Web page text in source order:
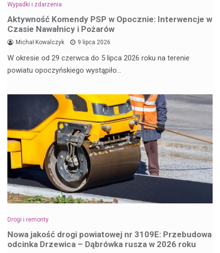
Wypadki i zdarzenia
Aktywność Komendy PSP w Opocznie: Interwencje w
Czasie Nawałnicy i Pożarów
Michał Kowalczyk 9 lipca 2026
W okresie od 29 czerwca do 5 lipca 2026 roku na terenie
powiatu opoczyńskiego wystąpiło…
Drogi i remonty
Nowa jakość drogi powiatowej nr 3109E: Przebudowa
odcinka Drzewica – Dąbrówka rusza w 2026 roku